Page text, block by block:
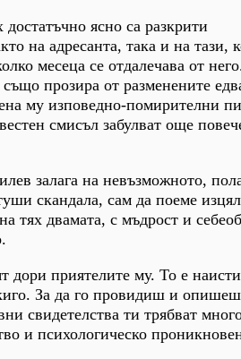
ясно са разкрити
на адресанта, така и на тази,
месеца се отдалечава от
прозира от разменените
му изповедно-помирителни
смисъл забулват още
залага на невъзможното,
скандала, сам да поеме
тях двамата, с мъдрост и
дори приятелите му. То е
За да го провидиш и
свидетелства ти трябват
и психологическо